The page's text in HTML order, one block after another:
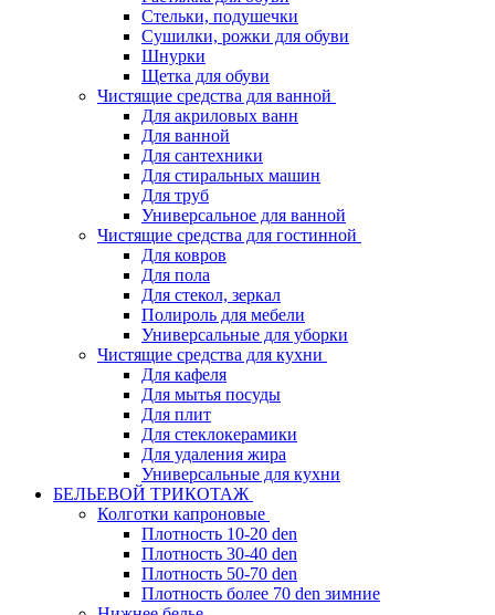
Стельки, подушечки
Сушилки, рожки для обуви
Шнурки
Щетка для обуви
Чистящие средства для ванной
Для акриловых ванн
Для ванной
Для сантехники
Для стиральных машин
Для труб
Универсальное для ванной
Чистящие средства для гостинной
Для ковров
Для пола
Для стекол, зеркал
Полироль для мебели
Универсальные для уборки
Чистящие средства для кухни
Для кафеля
Для мытья посуды
Для плит
Для стеклокерамики
Для удаления жира
Универсальные для кухни
БЕЛЬЕВОЙ ТРИКОТАЖ
Колготки капроновые
Плотность 10-20 den
Плотность 30-40 den
Плотность 50-70 den
Плотность более 70 den зимние